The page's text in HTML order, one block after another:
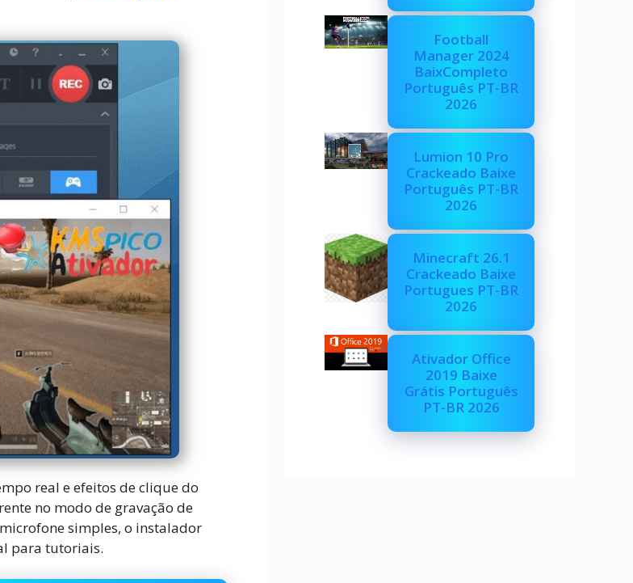
real e efeitos de clique do
no modo de gravação de
simples, o instalador
para tutoriais.
Football
Manager 2024
BaixCompleto
Português PT-BR
2026
Lumion 10 Pro
Crackeado Baixe
Português PT-BR
2026
Minecraft 26.1
Crackeado Baixe
Portugues PT-BR
2026
Ativador Office
2019 Baixe
Grátis Português
PT-BR 2026